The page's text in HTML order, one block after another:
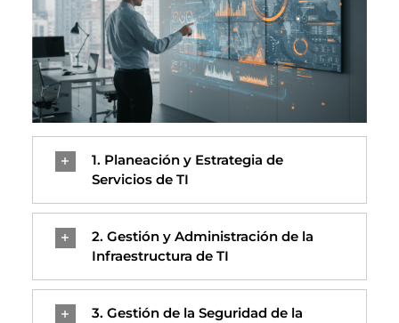
1. Planeación y Estrategia de
Servicios de TI
2. Gestión y Administración de la
Infraestructura de TI
3. Gestión de la Seguridad de la